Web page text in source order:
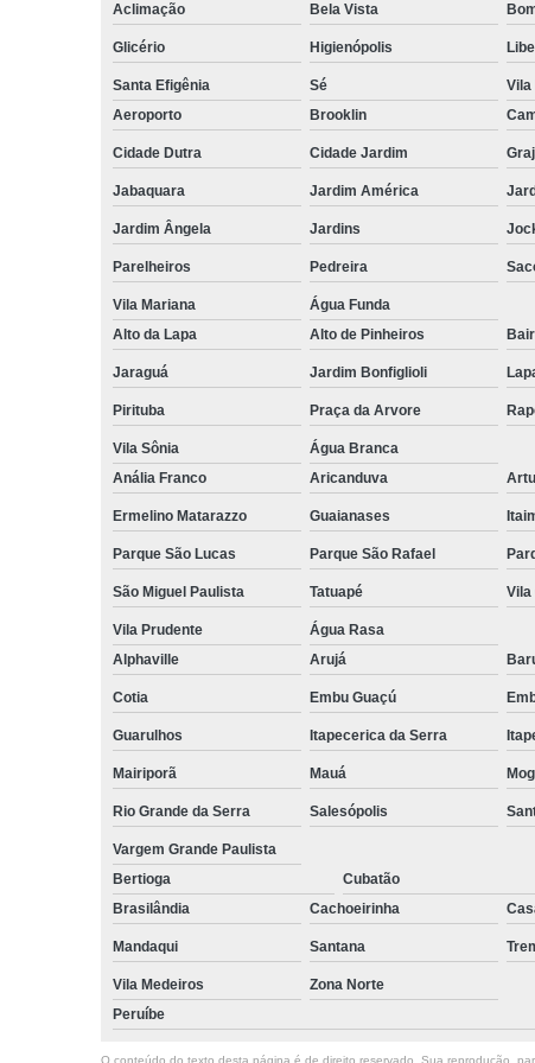
Aclimação
Bela Vista
Glicério Higienópolis
Santa Efigênia Sé
Vila
Aeroporto
Brooklin
Cidade Dutra Cidade Jardim
Jabaquara Jardim América
Jardim Ângela Jardins
Parelheiros Pedreira
Vila Mariana
Água Funda
Alto da Lapa
Alto de Pinheiros
Jaraguá Jardim Bonfiglioli
Pirituba Praça da Arvore
Vila Sônia
Água Branca
Anália Franco
Aricanduva
Ermelino Matarazzo Guaianases
Parque São Lucas Parque São Rafael
São Miguel Paulista Tatuapé Vila
Vila Prudente
Água Rasa
Alphaville
Arujá
Cotia Embu Guaçú
Guarulhos Itapecerica da Serra
Mairiporã Mauá
Rio Grande da Serra Salesópolis
Vargem Grande Paulista
Bertioga
Cubatão
Brasilândia
Cachoeirinha
Mandaqui Santana
Vila Medeiros
Zona Norte
Peruíbe
O conteúdo do texto desta página é de direito reservado. Sua reprodução,